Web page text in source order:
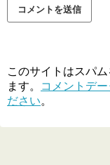
このサイトはスパ
ます。
コメントデ
ださい。